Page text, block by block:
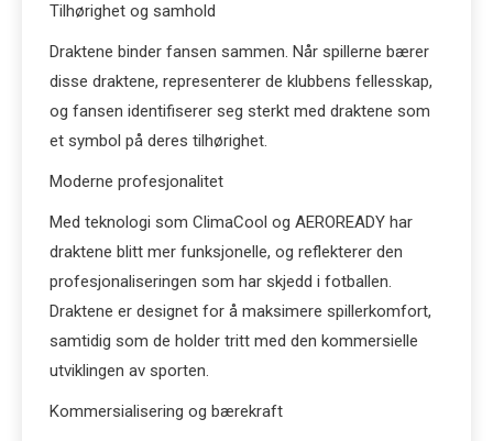
Tilhørighet og samhold
Draktene binder fansen sammen. Når spillerne bærer
disse draktene, representerer de klubbens fellesskap,
og fansen identifiserer seg sterkt med draktene som
et symbol på deres tilhørighet.
Moderne profesjonalitet
Med teknologi som ClimaCool og AEROREADY har
draktene blitt mer funksjonelle, og reflekterer den
profesjonaliseringen som har skjedd i fotballen.
Draktene er designet for å maksimere spillerkomfort,
samtidig som de holder tritt med den kommersielle
utviklingen av sporten.
Kommersialisering og bærekraft